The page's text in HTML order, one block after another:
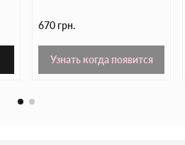
670 грн.
Узнать когда появится